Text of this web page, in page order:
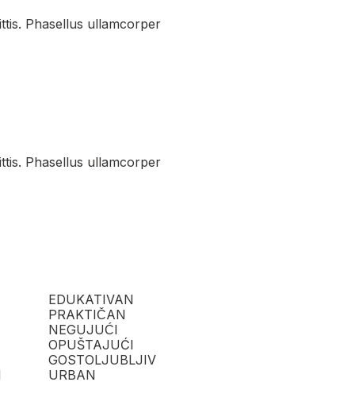
Phasellus ullamcorper
Phasellus ullamcorper
EDUKATIVAN
PRAKTIČAN
NEGUJUĆI
OPUŠTAJUĆI
GOSTOLJUBLJIV
URBAN